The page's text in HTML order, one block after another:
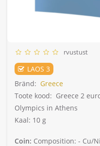
rvustust
LAOS 3
Bränd: Greece
Toote kood: Greece 2
Olympics in Athens
Kaal: 10 g
Coin: Composition: - Cu/